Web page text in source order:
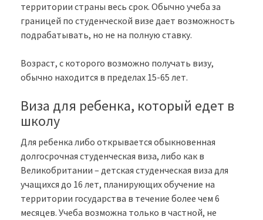
территории страны весь срок. Обычно учеба за
границей по студенческой визе дает возможность
подрабатывать, но не на полную ставку.
Возраст, с которого возможно получать визу,
обычно находится в пределах 15-65 лет.
Виза для ребенка, который едет в
школу
Для ребенка либо открывается обыкновенная
долгосрочная студенческая виза, либо как в
Великобритании – детская студенческая виза для
учащихся до 16 лет, планирующих обучение на
территории государства в течение более чем 6
месяцев. Учеба возможна только в частной, не